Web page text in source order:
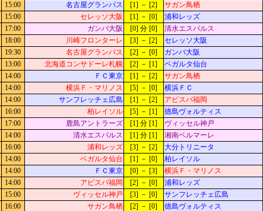
15:00 名古屋グランパス [1] － [2] サガン鳥栖
15:00 セレッソ大阪 [1] － [0] 浦和レッズ
17:00 ガンバ大阪 [0] 分 [0] 清水エスパルス
18:00 川崎フロンターレ [3] － [2] セレッソ大阪
19:30 名古屋グランパス [2] － [0] ガンバ大阪
13:00 北海道コンサドーレ札幌 [2] － [1] ベガルタ仙台
14:00 ＦＣ東京 [1] － [2] サガン鳥栖
14:00 横浜Ｆ・マリノス [5] － [0] 横浜ＦＣ
14:00 サンフレッチェ広島 [1] － [2] アビスパ福岡
16:00 柏レイソル [5] － [1] 徳島ヴォルティス
17:00 鹿島アントラーズ [1] 分 [1] ヴィッセル神戸
14:00 清水エスパルス [1] 分 [1] 湘南ベルマーレ
16:00 浦和レッズ [3] － [2] 大分トリニータ
14:00 ベガルタ仙台 [1] － [0] 柏レイソル
14:00 ＦＣ東京 [0] － [3] 横浜Ｆ・マリノス
14:00 アビスパ福岡 [2] － [0] 浦和レッズ
15:00 ヴィッセル神戸 [3] － [0] サンフレッチェ広島
16:00 サガン鳥栖 [2] － [0] 徳島ヴォルティス